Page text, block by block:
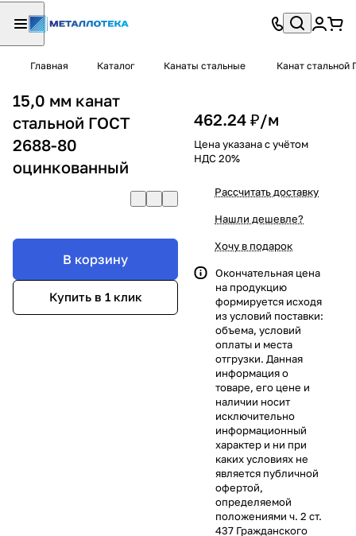
Главная Каталог Канаты стальные Канат стальной
15,0 мм канат
стальной ГОСТ
2688-80
оцинкованный
В корзину
Купить в 1 клик
462.24 ₽/м
Цена указана с учётом
НДС 20%
Рассчитать доставку
Нашли дешевле?
Хочу в подарок
Окончательная цена
на продукцию
формируется исходя
из условий поставки:
объема, условий
оплаты и места
отгрузки. Данная
информация о
товаре, его цене и
наличии носит
исключительно
информационный
характер и ни при
каких условиях не
является публичной
офертой,
определяемой
положениями ч. 2 ст.
437 Гражданского